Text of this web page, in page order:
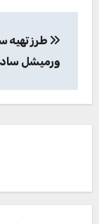
نوشته
طرز تهیه
ورمیشل